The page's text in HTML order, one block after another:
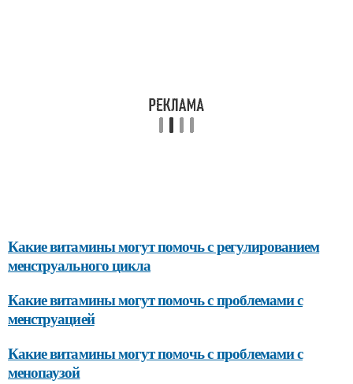
Какие витамины могут помочь с регулированием
менструального цикла
Какие витамины могут помочь с проблемами с
менструацией
Какие витамины могут помочь с проблемами с
менопаузой